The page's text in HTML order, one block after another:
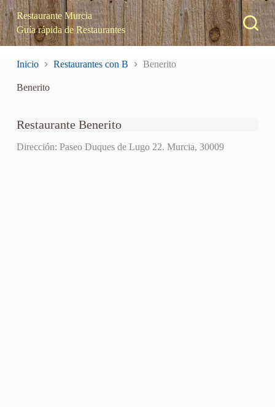
S
a
l
t
n
Restaurante Murcia
Guía rápida de Restaurantes
Inicio Restaurantes con B Benerito
Benerito
Restaurante Benerito
Dirección: Paseo Duques de Lugo 22. Murcia, 30009